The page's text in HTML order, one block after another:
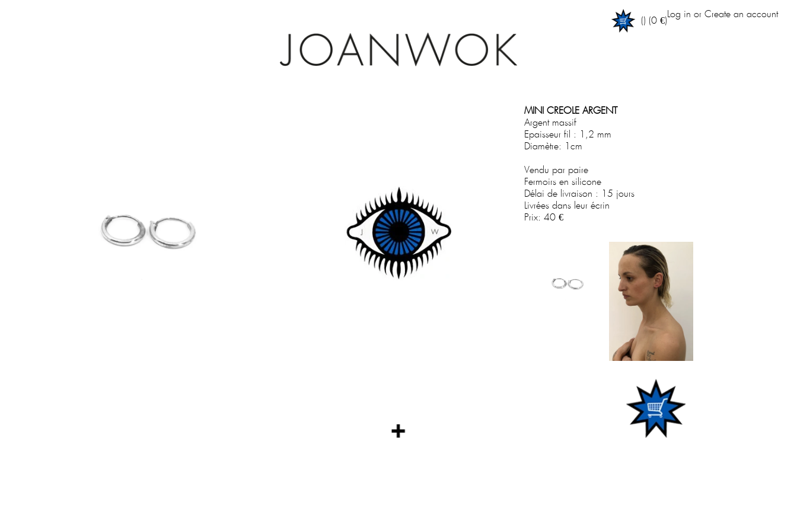
() (0 €)
Log in or Create an account
MINI CREOLE ARGENT
Argent massif
Epaisseur fil : 1,2 mm
Diamètre: 1cm
Vendu par paire
Fermoirs en silicone
Délai de livraison : 15 jours
Livrées dans leur écrin
Prix:40 €